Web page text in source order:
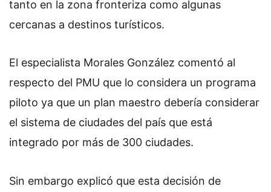
tanto en la zona fronteriza como algunas
cercanas a destinos turísticos.
El especialista Morales González comentó al
respecto del PMU que lo considera un programa
piloto ya que un plan maestro debería considerar
el sistema de ciudades del país que está
integrado por más de 300 ciudades.
Sin embargo explicó que esta decisión de